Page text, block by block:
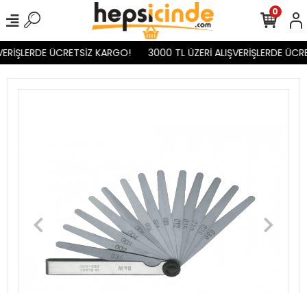
ÜCRETSİZ KARGO! 3000 TL ÜZERİ ALIŞVERİŞLERDE
0